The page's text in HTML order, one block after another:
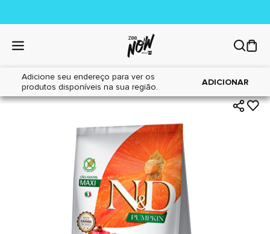
Adicione seu endereço para ver os
produtos disponíveis na sua região.
ADICIONAR
Home|Cães|Alimentos